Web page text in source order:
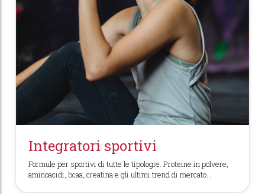
Integratori sportivi
Formule per sportivi di tutte le tipologie. Proteine in polvere,
aminoacidi, bcaa, creatina e gli ultimi trend di mercato…